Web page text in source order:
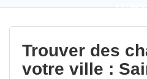
9,5
votes
Trouver des
votre ville :